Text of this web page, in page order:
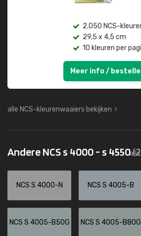
2.050 NCS-
29,5 x 4,5 cm
10 kleuren per
Meer info /
alle NCS-kleurenwaaiers bekijken
Andere NCS s 4000 - s 4550
NCS S 4000-N NCS S 4005-B
NCS S 4005-B50G NCS S 4005-B80G